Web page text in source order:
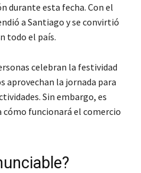
durante esta fecha. Con el
a Santiago y se convirtió
todo el país.
celebran la festividad
aprovechan la jornada para
Sin embargo, es
funcionará el comercio